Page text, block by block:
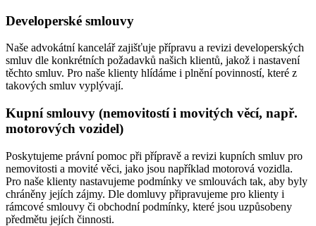
Developerské smlouvy
Naše advokátní kancelář zajišťuje přípravu a revizi developerských
smluv dle konkrétních požadavků našich klientů, jakož i nastavení
těchto smluv. Pro naše klienty hlídáme i plnění povinností, které z
takových smluv vyplývají.
Kupní smlouvy (nemovitostí i movitých věcí, např.
motorových vozidel)
Poskytujeme právní pomoc při přípravě a revizi kupních smluv pro
nemovitosti a movité věci, jako jsou například motorová vozidla.
Pro naše klienty nastavujeme podmínky ve smlouvách tak, aby byly
chráněny jejích zájmy. Dle domluvy připravujeme pro klienty i
rámcové smlouvy či obchodní podmínky, které jsou uzpůsobeny
předmětu jejích činnosti.